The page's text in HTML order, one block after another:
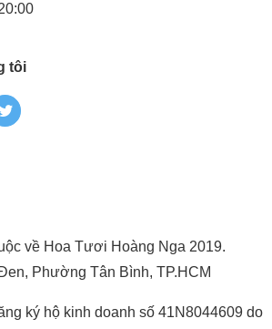
tôi
về Hoa Tươi Hoàng Nga 2019.
Phường Tân Bình, TP.HCM
ký hộ kinh doanh số 41N8044609 do